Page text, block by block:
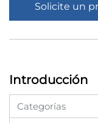
Solicite un
Introducción
Categorías